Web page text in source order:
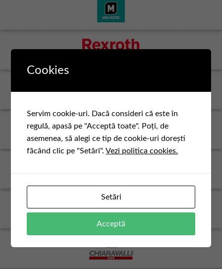
Cookies
Servim cookie-uri. Dacă consideri că este în
regulă, apasă pe "Acceptă toate". Poți, de
asemenea, să alegi ce tip de cookie-uri dorești
făcând clic pe "Setări".Vezi politica cookies.
Setări
Acceptă